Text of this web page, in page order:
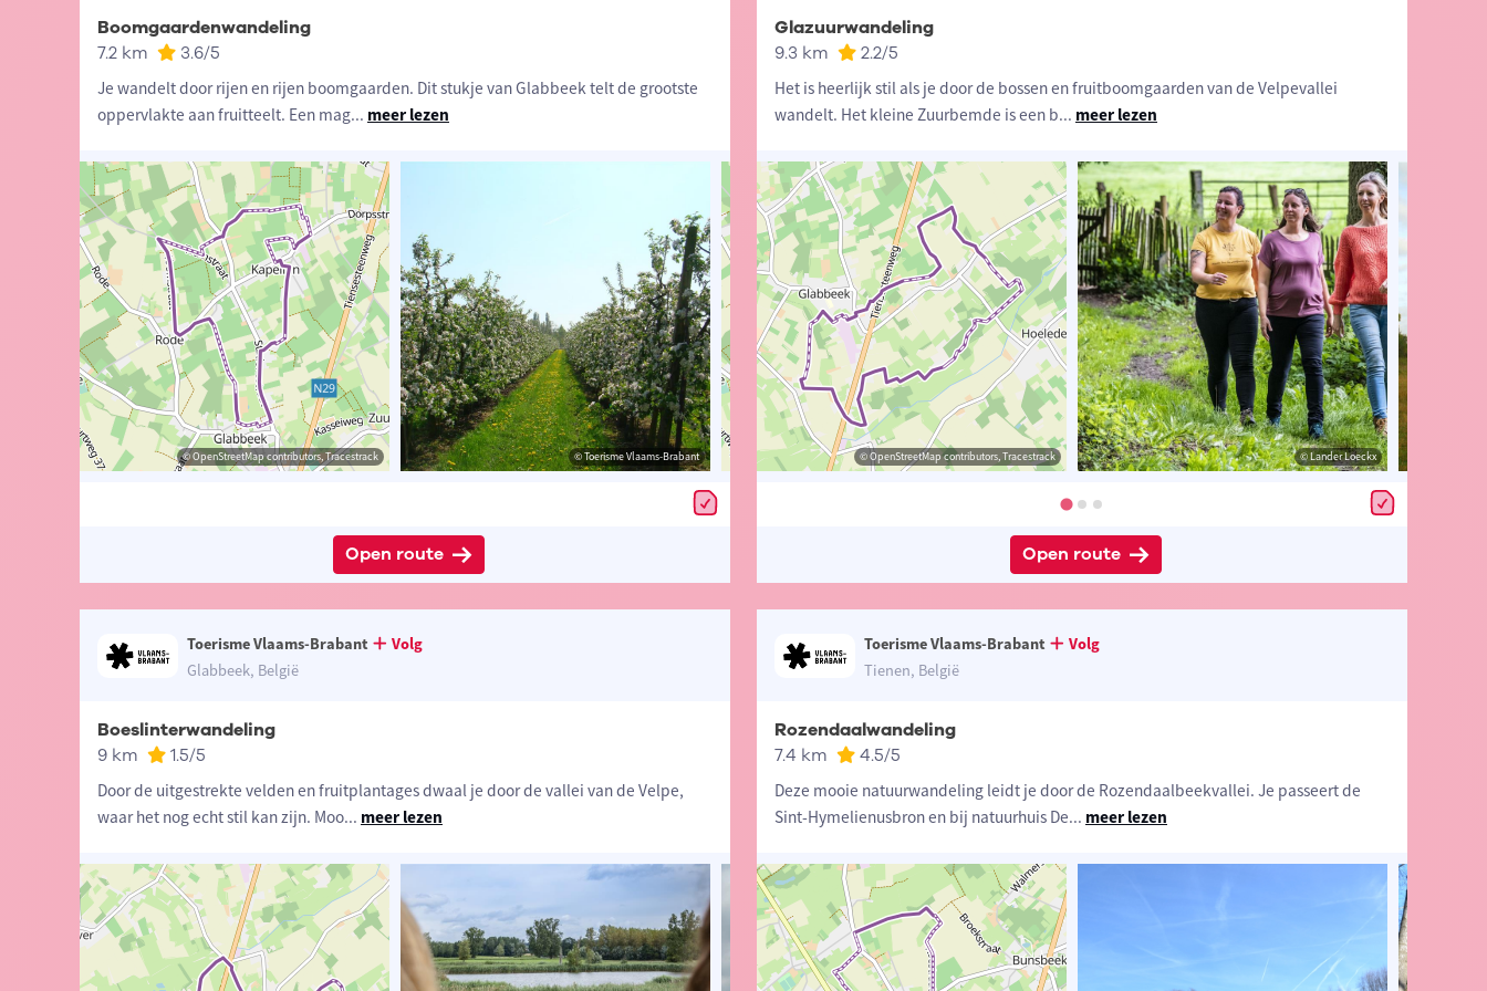
Boomgaardenwandeling
7.2 km 3.6/5
Je wandelt door rijen en rijen boomgaarden. Dit stukje van Glabbeek telt de grootste
oppervlakte aan fruitteelt. Een mag... meer lezen
© OpenStreetMap contributors, Tracestrack © Toerisme Vlaams-Brabant © OpenStreetMap contributors, Tracestrack © Toerisme Vlaams-Brabant
Open route
Glazuurwandeling
9.3 km 2.2/5
Het is heerlijk stil als je door de bossen en fruitboomgaarden van de Velpevallei
wandelt. Het kleine Zuurbemde is een b... meer lezen
Tracestrack © Lander Loeckx © Toerisme Vlaams-Brabant © OpenStreetMap contributors, Tracestrack © Lander Loeckx
Open route
Toerisme Vlaams-Brabant
Volg
Glabbeek, België
Boeslinterwandeling
9 km 1.5/5
Door de uitgestrekte velden en fruitplantages dwaal je door de vallei van de Velpe,
waar het nog echt stil kan zijn. Moo... meer lezen
Toerisme Vlaams-Brabant
Volg
Tienen, België
Rozendaalwandeling
7.4 km 4.5/5
Deze mooie natuurwandeling leidt je door de Rozendaalbeekvallei. Je passeert de
Sint-Hymelienusbron en bij natuurhuis De... meer lezen